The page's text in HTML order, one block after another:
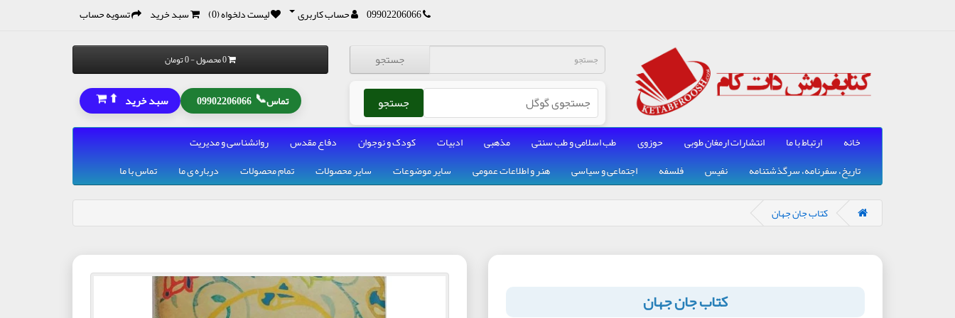
09902206066 حساب کاربری لیست دلخواه (0) سبد خرید تسویه حساب
جستجو
جستجو
0 محصول - 0 تومان
تماس📞
09902206066 سبد خرید ⬆
خانه ارتباط با ما انتشارات ارمغان طوبی حوزوی طب اسلامی و طب سنتی مذهبی ادبیات کودک و نوجوان دفاع مقدس
روانشناسی و مدیریت
تاریخ، سفرنامه، سرگذشتنامه
نفیس فلسفه اجتماعی و سیاسی هنر و اطلاعات عمومی سایر موضوعات سایر محصولات تمام محصولات درباره ی ما تماس با ما
کتاب جان جهان
کتاب جان جهان